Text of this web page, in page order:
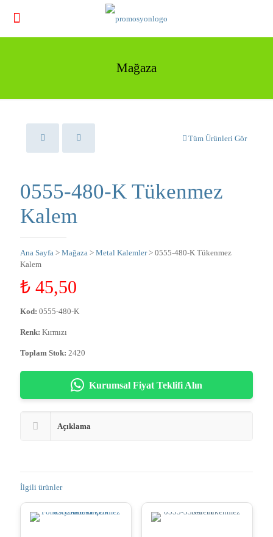
Mağaza
Tüm Ürünleri Gör
0555-480-K Tükenmez
Kalem
Ana Sayfa > Mağaza > Metal Kalemler> 0555-480-K Tükenmez
Kalem
₺ 45,50
Kod: 0555-480-K
Renk: Kırmızı
Toplam Stok: 2420
Kurumsal Fiyat Teklifi Alın
Açıklama
İlgili ürünler